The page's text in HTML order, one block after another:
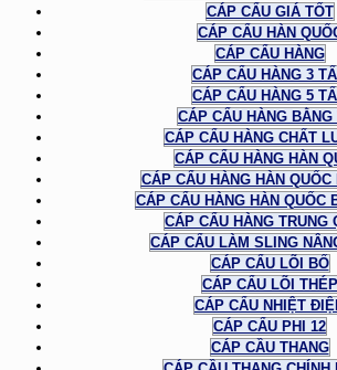
CÁP CẨU GIÁ TỐT
CÁP CẨU HÀN
CÁP CẨU HÀNG
CÁP CẨU HÀNG 3
CÁP CẨU HÀNG 5
CÁP CẨU HÀNG BẰNG
CÁP CẨU HÀNG CHẤT
CÁP CẨU HÀNG HÀN
CÁP CẨU HÀNG HÀN QUỐC
CÁP CẨU HÀNG HÀN QUỐC
CÁP CẨU HÀNG TRUNG
CÁP CẨU LÀM SLING
CÁP CẨU LÕI BỐ
CÁP CẨU LÕI THÉP
CÁP CẨU NHIỆT
CÁP CẨU PHI 12
CÁP CẦU THANG